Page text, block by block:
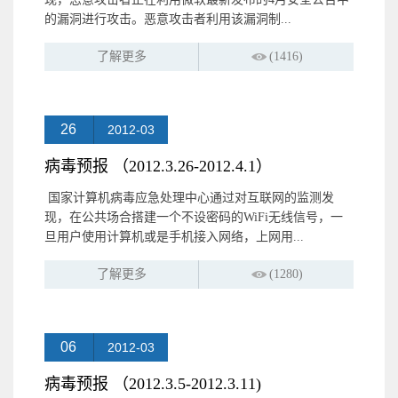
的漏洞进行攻击。恶意攻击者利用该漏洞制...
了解更多 (1416)
26 2012-03
病毒预报 （2012.3.26-2012.4.1）
国家计算机病毒应急处理中心通过对互联网的监测发
现，在公共场合搭建一个不设密码的WiFi无线信号，一
旦用户使用计算机或是手机接入网络，上网用...
了解更多 (1280)
06 2012-03
病毒预报 （2012.3.5-2012.3.11)